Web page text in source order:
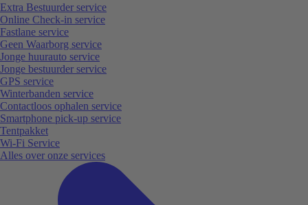
Extra Bestuurder service
Online Check-in service
Fastlane service
Geen Waarborg service
Jonge huurauto service
Jonge bestuurder service
GPS service
Winterbanden service
Contactloos ophalen service
Smartphone pick-up service
Tentpakket
Wi-Fi Service
Alles over onze services